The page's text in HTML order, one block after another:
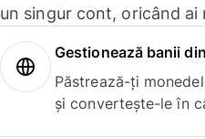
un singur cont, oricând ai
Gestionează banii
Păstrează-ți
și convertește-le în